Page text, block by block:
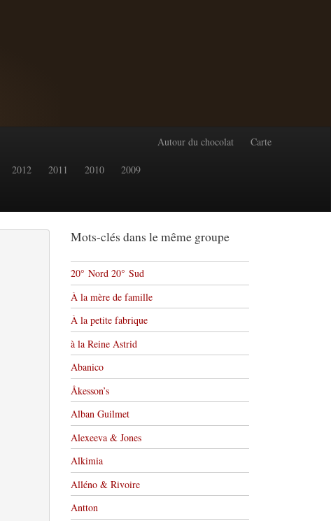
2012 2011 2010 2009
Autour du chocolat Carte
Mots-clés dans le même groupe
20° Nord 20° Sud
À la mère de famille
À la petite fabrique
à la Reine Astrid
Abanico
Åkesson’s
Alban Guilmet
Alexeeva & Jones
Alkimia
Alléno & Rivoire
Antton